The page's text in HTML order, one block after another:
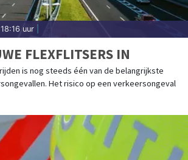
uur
FLEXFLITSERS IN
rijden is nog steeds één van de belangrijkste
Het risico op een verkeersongeval